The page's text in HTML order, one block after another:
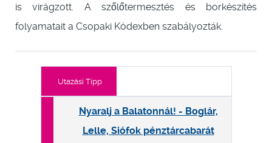
is virágzott. A szőlőtermesztés és borkészítés
folyamatait a Csopaki Kódexben szabályozták.
Utazási Tipp
Nyaralj a Balatonnál! - Boglár,
Lelle, Siófok pénztárcabarát